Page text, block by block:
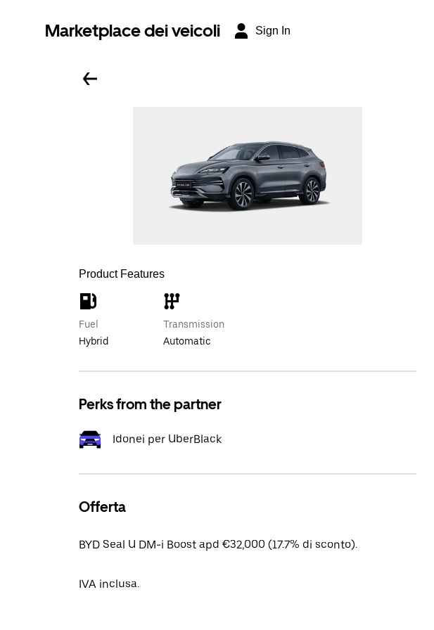
Marketplace dei veicoli Sign In
Product Features
Fuel
Hybrid
Transmission
Automatic
Perks from the partner
Idonei per UberBlack
Offerta
BYD Seal U DM-i Boost apd €32,000 (17.7% di sconto).
IVA inclusa.